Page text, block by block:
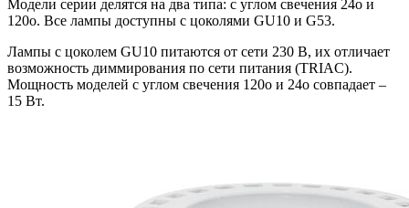
Модели серии делятся на два типа: с углом свечения 24o и
120o. Все лампы доступны с цоколями GU10 и G53.
Лампы с цоколем GU10 питаются от сети 230 В, их отличает
возможность диммирования по сети питания (TRIAC).
Мощность моделей с углом свечения 120o и 24o совпадает –
15 Вт.